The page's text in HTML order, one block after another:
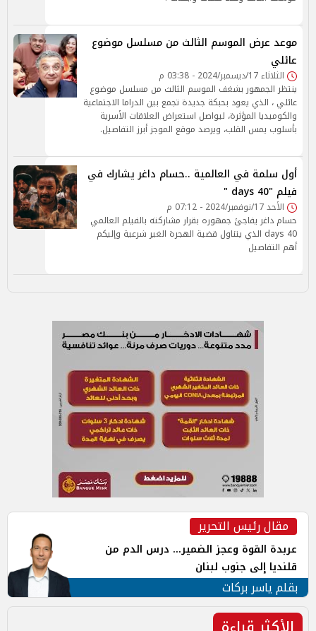
موعد عرض الموسم الثالث من مسلسل موضوع
عائلي
الثلاثاء 17/ديسمبر/2024 - 03:38 م
ينتظر الجمهور بشغف الموسم الثالث من مسلسل موضوع
عائلي ، الذي يعود بحبكة جديدة تجمع بين الدراما الاجتماعية
والكوميديا المؤثرة، ليواصل استعراض العلاقات الأسرية
بأسلوب يمس القلب، ويرصد موقع الموجز أبرز التفاصيل.
أول سلمة في العالمية ..حسام داغر يشارك في
فيلم "40 days "
الأحد 17/نوفمبر/2024 - 07:12 م
حسام داغر يفاجئ جمهوره بقرار مشاركته بالفيلم العالمي
40 days الذي يتناول قضية الهجرة الغير شرعية وإليكم
أهم التفاصيل
مقال رئيس التحرير
عربدة القوة وعجز الضمير... درس الدم من
قلنديا إلى جنوب لبنان
بقلم ياسر بركات